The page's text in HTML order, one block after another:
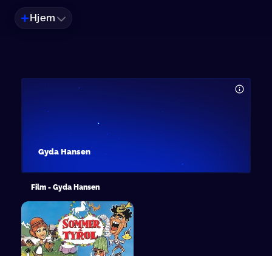
Hjem
Gyda Hansen
Film - Gyda Hansen